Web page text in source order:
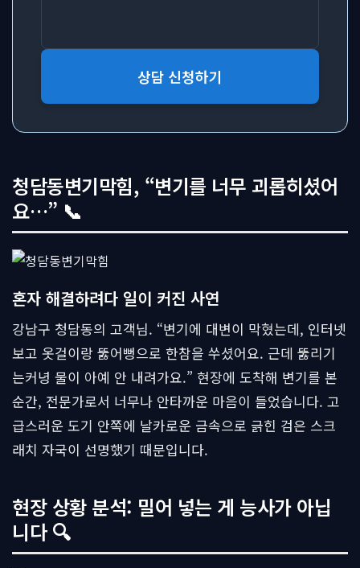
상담 신청하기
청담동변기막힘, “변기를 너무 괴롭히셨어
요…” 📞
혼자 해결하려다 일이 커진 사연
강남구 청담동의 고객님. “변기에 대변이 막혔는데, 인터넷
보고 옷걸이랑 뚫어뻥으로 한참을 쑤셨어요. 근데 뚫리기
는커녕 물이 아예 안 내려가요.” 현장에 도착해 변기를 본
순간, 전문가로서 너무나 안타까운 마음이 들었습니다. 고
급스러운 도기 안쪽에 날카로운 금속으로 긁힌 검은 스크
래치 자국이 선명했기 때문입니다.
현장 상황 분석: 밀어 넣는 게 능사가 아닙
니다 🔍